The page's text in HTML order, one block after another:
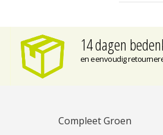
14 dagen
en eenvoudig
Compleet Groen